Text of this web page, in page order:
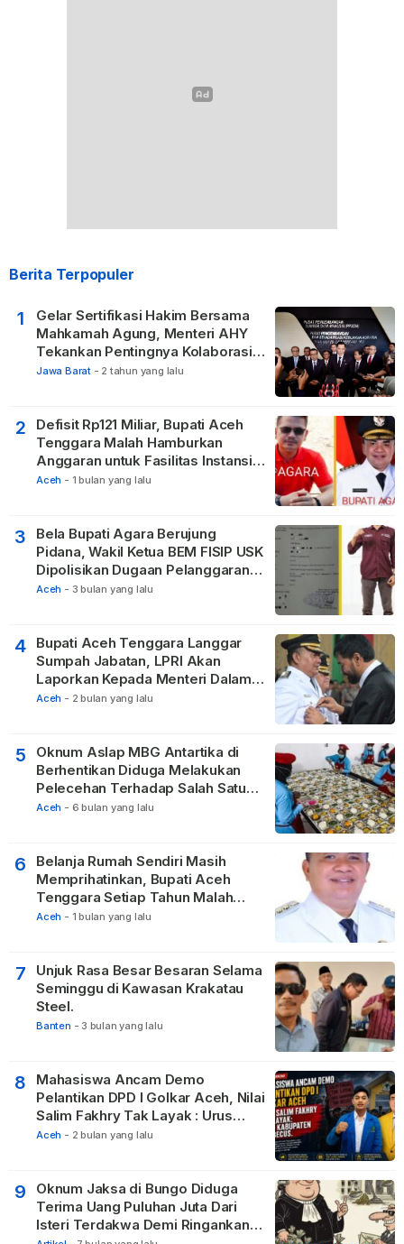
Berita Terpopuler
1
Gelar Sertifikasi Hakim Bersama
Mahkamah Agung, Menteri AHY
Tekankan Pentingnya Kolaborasi
untuk Hadirkan Keadilan bagi
Jawa Barat - 2 tahun yang lalu
2
Defisit Rp121 Miliar, Bupati Aceh
Tenggara Malah Hamburkan
Anggaran untuk Fasilitas Instansi
Vertikal
Aceh - 1 bulan yang lalu
3
Bela Bupati Agara Berujung
Pidana, Wakil Ketua BEM FISIP USK
Dipolisikan Dugaan Pelanggaran
Privasi dan UU ITE
Aceh - 3 bulan yang lalu
4
Bupati Aceh Tenggara Langgar
Sumpah Jabatan, LPRI Akan
Laporkan Kepada Menteri Dalam
Negeri
Aceh - 2 bulan yang lalu
5
Oknum Aslap MBG Antartika di
Berhentikan Diduga Melakukan
Pelecehan Terhadap Salah Satu
Relawan
Aceh - 6 bulan yang lalu
6
Belanja Rumah Sendiri Masih
Memprihatinkan, Bupati Aceh
Tenggara Setiap Tahun Malah
Membangun Pasilitas Rumah
Aceh - 1 bulan yang lalu
7
Unjuk Rasa Besar Besaran Selama
Seminggu di Kawasan Krakatau
Steel.
Banten - 3 bulan yang lalu
8
Mahasiswa Ancam Demo
Pelantikan DPD I Golkar Aceh, Nilai
Salim Fakhry Tak Layak : Urus
Kabupaten Tak Becus.
Aceh - 2 bulan yang lalu
9
Oknum Jaksa di Bungo Diduga
Terima Uang Puluhan Juta Dari
Isteri Terdakwa Demi Ringankan